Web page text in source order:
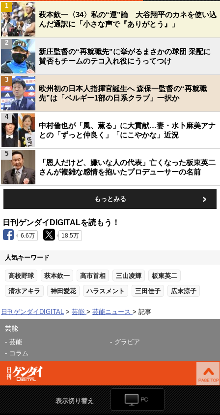
萩本欽一〈34〉私の“運”論 大谷翔平のカネを使い込
んだ通訳に「小さな声で『ありがとう』」
1
新庄監督の“再就職先”に挙がるまさかの球団 采配に
賛否もチームのテコ入れ役にうってつけ
2
欧州初の日本人指揮官誕生へ 森保一監督の“再就職
先”は「ベルギー1部の日系クラブ」一択か
3
中村倫也が「風、薫る」に大貢献…妻・水卜麻美アナ
との「ずっと仲良く」「にこやかな」近況
4
「恩人だけど、嫌いな人の代表」亡くなった板東英二
さんが複雑な感情を抱いたプロデューサーの名前
5
もっとみる
日刊ゲンダイDIGITALを読もう！
6.6万 18.5万
人気キーワード
高校野球 萩本欽一 高市首相 三山凌輝 板東英二
清水アキラ 神田愛花 ハラスメント 三田佳子 広末涼子
日刊ゲンダイDIGITAL 芸能 芸能ニュース 記事
芸能
芸能
グラビア
コラム
表示切り替え